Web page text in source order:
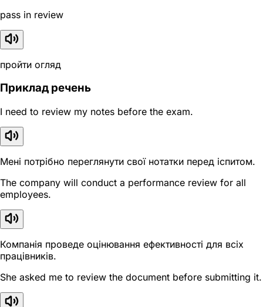
pass in review
пройти огляд
Приклад речень
I need to review my notes before the exam.
Мені потрібно переглянути свої нотатки перед іспитом.
The company will conduct a performance review for all
employees.
Компанія проведе оцінювання ефективності для всіх
працівників.
She asked me to review the document before submitting it.